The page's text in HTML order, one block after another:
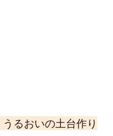
るおいの土台作り